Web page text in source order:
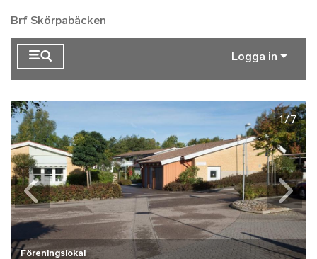
Brf Skörpabäcken
Logga in
1/7
Föreningslokal